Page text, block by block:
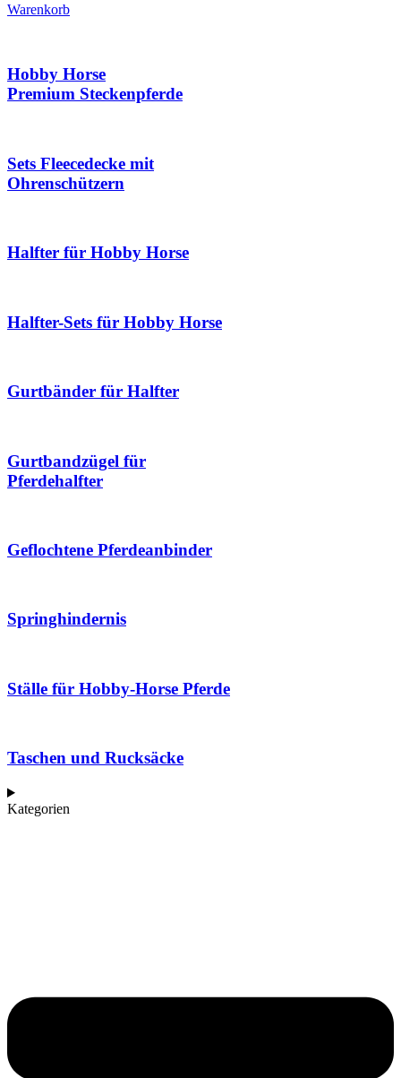
Warenkorb
Hobby Horse
Premium Steckenpferde
Sets Fleecedecke mit
Ohrenschützern
Halfter für Hobby Horse
Halfter-Sets für Hobby Horse
Gurtbänder für Halfter
Gurtbandzügel für
Pferdehalfter
Geflochtene Pferdeanbinder
Springhindernis
Ställe für Hobby-Horse Pferde
Taschen und Rucksäcke
Kategorien